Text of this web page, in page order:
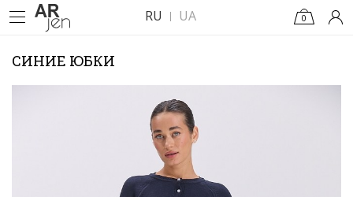
RU UA 0
СИНИЕ ЮБКИ